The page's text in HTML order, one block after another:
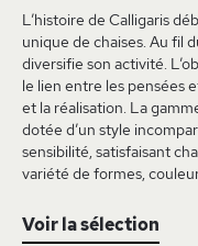
L’histoire de Calligaris
unique de chaises. Au fil
diversifie son activité.
le lien entre les pensées
et la réalisation. La
dotée d’un style
sensibilité, satisfaisant
variété de formes,
Voir la sélection